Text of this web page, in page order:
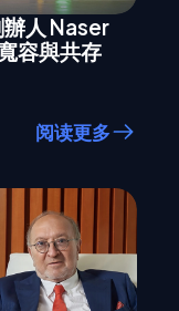
人 Naser
容與共存
阅读更多